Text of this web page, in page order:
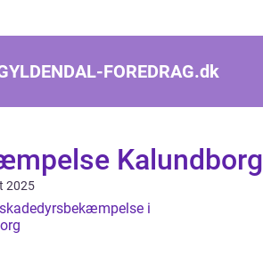
FOREDRAG.dk
Kalundborg
2025
i